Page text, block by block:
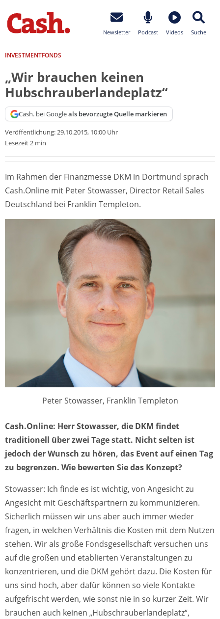
Newsletter Podcast Videos Suche
INVESTMENTFONDS
„Wir brauchen keinen
Hubschrauberlandeplatz“
Cash. bei Googleals bevorzugte Quelle markieren
Veröffentlichung:29.10.2015, 10:00 Uhr
Lesezeit 2 min
Im Rahmen der Finanzmesse DKM in Dortmund sprach
Cash.Online mit Peter Stowasser, Director Retail Sales
Deutschland bei Franklin Templeton.
Peter Stowasser, Franklin Templeton
Cash.Online: Herr Stowasser, die DKM findet
traditionell über zwei Tage statt. Nicht selten ist
jedoch der Wunsch zu hören, das Event auf einen Tag
zu begrenzen. Wie bewerten Sie das Konzept?
Stowasser: Ich finde es ist wichtig, von Angesicht zu
Angesicht mit Geschäftspartnern zu kommunizieren.
Sicherlich müssen wir uns aber auch immer wieder
fragen, in welchen Verhältnis die Kosten mit dem Nutzen
stehen. Wir als große Fondsgesellschaft versuchen uns
auf die großen und etablierten Veranstaltungen zu
konzentrieren, und die DKM gehört dazu. Die Kosten für
uns sind hoch, aber dafür können so viele Kontakte
aufgefrischt werden, wie sonst nie in so kurzer Zeit. Wir
brauchen auch keinen „Hubschrauberlandeplatz“,